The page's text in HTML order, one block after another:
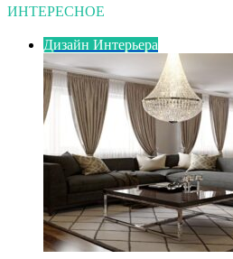
ИНТЕРЕСНОЕ
Дизайн Интерьера